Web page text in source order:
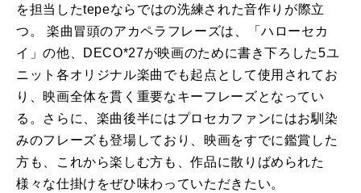
を担当したtepeならではの洗練された音作りが際立
つ。 楽曲冒頭のアカペラフレーズは、「ハローセカ
イ」の他、DECO*27が映画のために書き下ろした5ユ
ニット各オリジナル楽曲でも起点として使用されてお
り、映画全体を貫く重要なキーフレーズとなってい
る。さらに、楽曲後半にはプロセカファンにはお馴染
みのフレーズも登場しており、映画をすでに鑑賞した
方も、これから楽しむ方も、作品に散りばめられた
様々な仕掛けをぜひ味わっていただきたい。